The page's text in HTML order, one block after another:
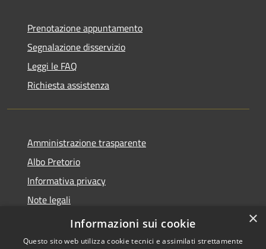
Prenotazione appuntamento
Segnalazione disservizio
Leggi le FAQ
Richiesta assistenza
Amministrazione trasparente
Albo Pretorio
Informativa privacy
Note legali
Dichiarazione di accessibilità
×
Informazioni sui cookie
Questo sito web utilizza cookie tecnici e assimilati strettamente